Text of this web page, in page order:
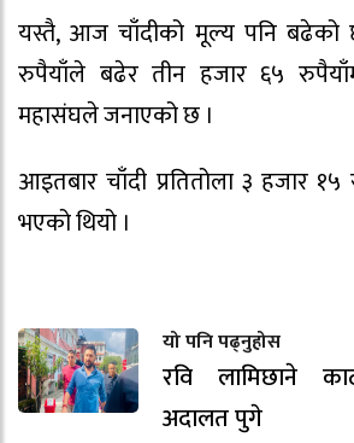
यस्तै, आज चाँदीको मूल्य पनि
रुपैयाँले बढेर तीन हजार ६५
महासंघले जनाएको छ ।
आइतबार चाँदी प्रतितोला ३ हजार १५
भएको थियो ।
यो पनि पढ्नुहोस
रवि लामिछाने
अदालत पुगे